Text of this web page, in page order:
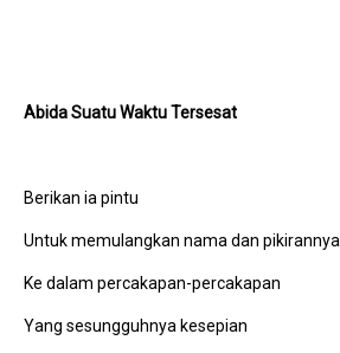
Abida Suatu Waktu Tersesat
Berikan ia pintu
Untuk memulangkan nama dan pikirannya
Ke dalam percakapan-percakapan
Yang sesungguhnya kesepian